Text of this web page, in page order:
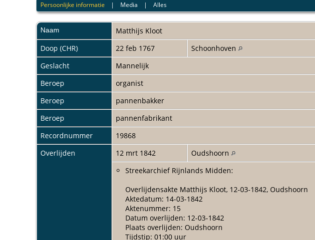
Persoonlijke informatie | Media |Alles
Naam Matthijs Kloot
Doop (CHR)
22 feb 1767
Schoonhoven
Geslacht
Mannelijk
Beroep
organist
Beroep
pannenbakker
Beroep
pannenfabrikant
Recordnummer
19868
Overlijden
12 mrt 1842
Oudshoorn
Streekarchief Rijnlands Midden:
Overlijdensakte Matthijs Kloot, 12-03-1842, Oudshoorn
Aktedatum: 14-03-1842
Aktenummer: 15
Datum overlijden: 12-03-1842
Plaats overlijden: Oudshoorn
Tijdstip: 01:00 uur